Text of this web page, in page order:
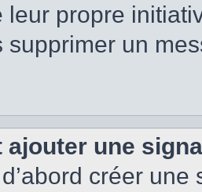
leur propre
supprimer un
ajouter une
créer